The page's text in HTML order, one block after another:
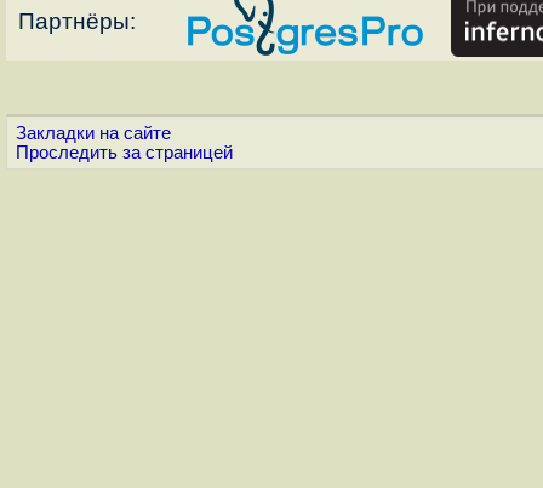
Партнёры:
Закладки на сайте
Проследить за страницей